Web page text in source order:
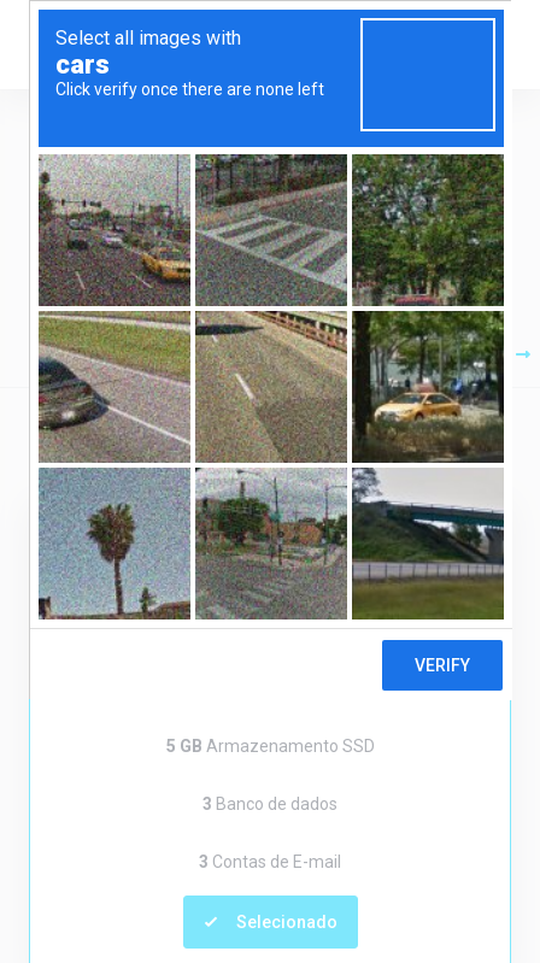
Você está quase lá!
Complete seu pedido
Moeda: BRL
Hospedagem de Sites Dedicados Pro Serviços
Produtos
Iniciante
A partir de
R$14,90
5 GB Armazenamento SSD
3 Banco de dados
3 Contas de E-mail
Selecionado